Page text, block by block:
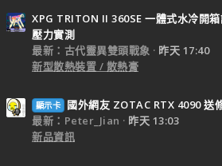
XPG TRITON II 360SE 一體式水冷開
壓力實測
最新：古代靈異雙頭戰象
昨天 17:40
新型散熱裝置 / 散熱膏
顯示卡
國外網友 ZOTAC RTX 4090 送
最新：Peter_Jian
昨天 13:03
新品資訊